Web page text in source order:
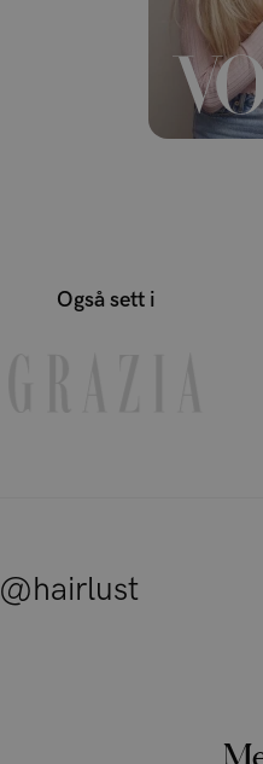
Også sett i
@hairlust